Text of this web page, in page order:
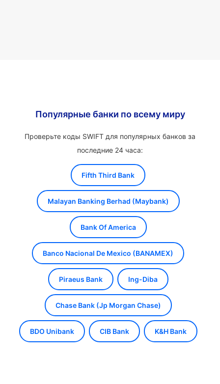
Популярные банки по всему миру
Проверьте коды SWIFT для популярных банков за
последние 24 часа:
Fifth Third Bank
Malayan Banking Berhad (Maybank)
Bank Of America
Banco Nacional De Mexico (BANAMEX)
Piraeus Bank Ing-Diba
Chase Bank (Jp Morgan Chase)
BDO Unibank CIB Bank K&H Bank